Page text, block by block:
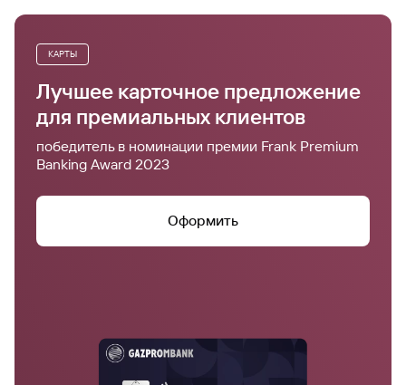
КАРТЫ
Лучшее карточное предложение
для премиальных клиентов
победитель в номинации премии Frank Premium
Banking Award 2023
Оформить